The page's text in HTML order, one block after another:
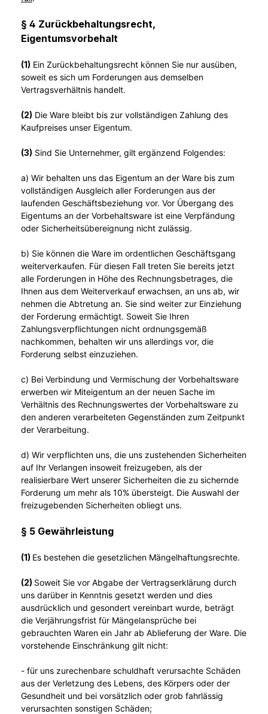
§ 4 Zurückbehaltungsrecht,
Eigentumsvorbehalt
(1) Ein Zurückbehaltungsrecht können Sie nur ausüben,
soweit es sich um Forderungen aus demselben
Vertragsverhältnis handelt.
(2) Die Ware bleibt bis zur vollständigen Zahlung des
Kaufpreises unser Eigentum.
(3) Sind Sie Unternehmer, gilt ergänzend Folgendes:
a) Wir behalten uns das Eigentum an der Ware bis zum
vollständigen Ausgleich aller Forderungen aus der
laufenden Geschäftsbeziehung vor. Vor Übergang des
Eigentums an der Vorbehaltsware ist eine Verpfändung
oder Sicherheitsübereignung nicht zulässig.
b) Sie können die Ware im ordentlichen Geschäftsgang
weiterverkaufen. Für diesen Fall treten Sie bereits jetzt
alle Forderungen in Höhe des Rechnungsbetrages, die
Ihnen aus dem Weiterverkauf erwachsen, an uns ab, wir
nehmen die Abtretung an. Sie sind weiter zur Einziehung
der Forderung ermächtigt. Soweit Sie Ihren
Zahlungsverpflichtungen nicht ordnungsgemäß
nachkommen, behalten wir uns allerdings vor, die
Forderung selbst einzuziehen.
c) Bei Verbindung und Vermischung der Vorbehaltsware
erwerben wir Miteigentum an der neuen Sache im
Verhältnis des Rechnungswertes der Vorbehaltsware zu
den anderen verarbeiteten Gegenständen zum Zeitpunkt
der Verarbeitung.
d) Wir verpflichten uns, die uns zustehenden Sicherheiten
auf Ihr Verlangen insoweit freizugeben, als der
realisierbare Wert unserer Sicherheiten die zu sichernde
Forderung um mehr als 10% übersteigt. Die Auswahl der
freizugebenden Sicherheiten obliegt uns.
§ 5 Gewährleistung
(1) Es bestehen die gesetzlichen Mängelhaftungsrechte.
(2) Soweit Sie vor Abgabe der Vertragserklärung durch
uns darüber in Kenntnis gesetzt werden und dies
ausdrücklich und gesondert vereinbart wurde, beträgt
die Verjährungsfrist für Mängelansprüche bei
gebrauchten Waren ein Jahr ab Ablieferung der Ware. Die
vorstehende Einschränkung gilt nicht:
- für uns zurechenbare schuldhaft verursachte Schäden
aus der Verletzung des Lebens, des Körpers oder der
Gesundheit und bei vorsätzlich oder grob fahrlässig
verursachten sonstigen Schäden;